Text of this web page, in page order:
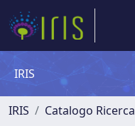
IRIS
IRIS Catalogo Ricerca